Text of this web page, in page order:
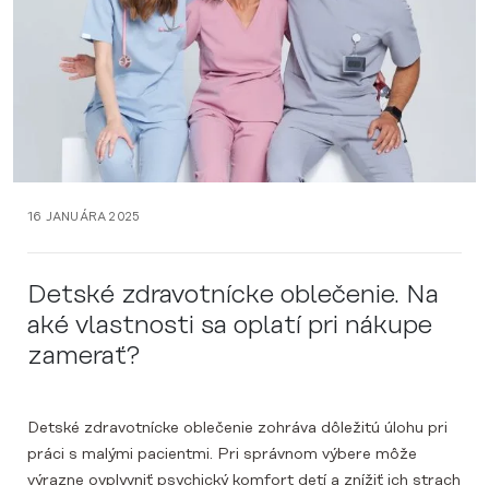
16 JANUÁRA 2025
Detské zdravotnícke oblečenie. Na
aké vlastnosti sa oplatí pri nákupe
zamerať?
Detské zdravotnícke oblečenie zohráva dôležitú úlohu pri
práci s malými pacientmi. Pri správnom výbere môže
výrazne ovplyvniť psychický komfort detí a znížiť ich strach